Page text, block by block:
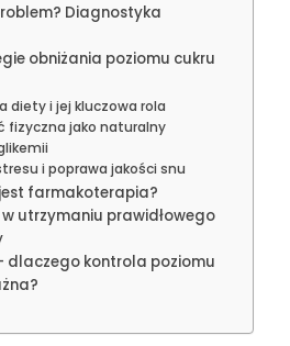
Diagnostyka
obniżania poziomu cukru
diety i jej kluczowa rola
fizyczna jako naturalny
i poprawa jakości snu
farmakoterapia?
utrzymaniu prawidłowego
dlaczego kontrola poziomu